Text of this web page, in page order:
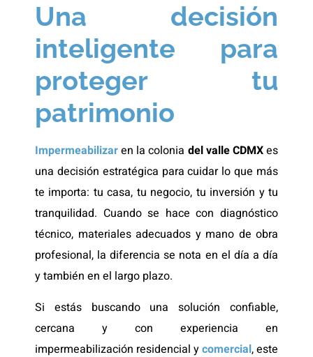
Una decisión
inteligente para
proteger tu
patrimonio
Impermeabilizaren la colonia del valle CDMXes
una decisión estratégica para cuidar lo que más
te importa: tu casa, tu negocio, tu inversión y tu
tranquilidad. Cuando se hace con diagnóstico
técnico, materiales adecuados y mano de obra
profesional, la diferencia se nota en el día a día
y también en el largo plazo.
Si estás buscando una solución confiable,
cercana y con experiencia en
impermeabilización residencial ycomercial, este